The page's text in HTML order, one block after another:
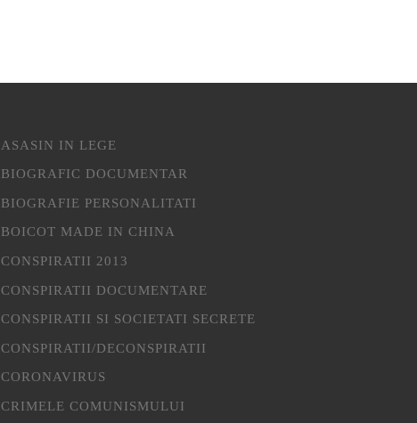
ASASIN IN LEGE
BIOGRAFIC DOCUMENTAR
BIOGRAFIE PERSONALITATI
BOICOT MADE IN CHINA
CONSPIRATII 2013
CONSPIRATII DOCUMENTARE
CONSPIRATII SI SOCIETATI SECRETE
CONSPIRATII/DECONSPIRATII
CORONAVIRUS
CRIMELE COMUNISMULUI